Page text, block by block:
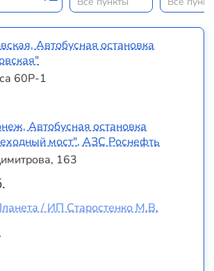
Автобусная остановка
60Р-1
Автобусная остановка
мост", АЗС Роснефть
163
/ ИП Старостенко М.В.